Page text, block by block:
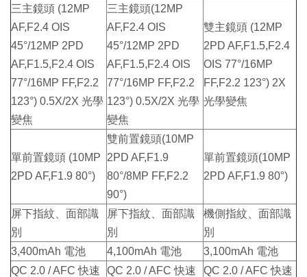
三主鏡頭 (12MP
AF,F2.4 OIS
45°/12MP 2PD
AF,F1.5,F2.4 OIS
77°/16MP FF,F2.2
123°) 0.5X/2X 光學
變焦
三主鏡頭(12MP
AF,F2.4 OIS
45°/12MP 2PD
AF,F1.5,F2.4 OIS
77°/16MP FF,F2.2
123°) 0.5X/2X 光學
變焦
雙主鏡頭 (12MP
2PD AF,F1.5,F2.4
OIS 77°/16MP
FF,F2.2 123°) 2X
光學變焦
單前置鏡頭 (10MP
2PD AF,F1.9 80°)
雙前置鏡頭(10MP
2PD AF,F1.9
80°/8MP FF,F2.2
90°)
單前置鏡頭(10MP
2PD AF,F1.9 80°)
屏下指紋、面部識
別
屏下指紋、面部識
別
機側指紋、面部識
別
3,400mAh 電池
4,100mAh 電池
3,100mAh 電池
QC 2.0 / AFC 快速
QC 2.0 / AFC 快速
QC 2.0 / AFC 快速